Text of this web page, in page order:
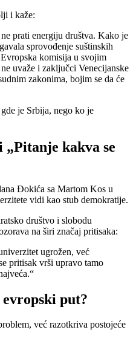
i kaže:
prati energiju društva. Kako je
sprovođenje suštinskih
komisija u svojim
uvaže i zaključci Venecijanske
zakonima, bojim se da će
je Srbija, nego ko je
kakva se
Đokića sa Martom Kos u
vidi kao stub demokratije.
društvo i slobodu
na širi značaj pritisaka:
ugrožen, već
pritisak vrši upravo tamo
put?
već razotkriva postojeće